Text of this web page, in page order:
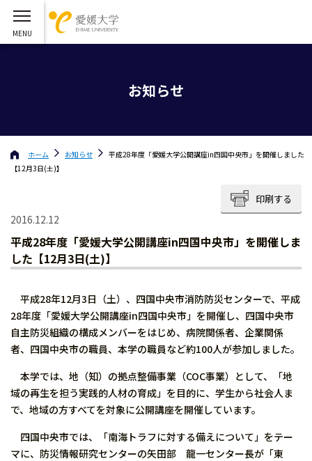
お知らせ
ホーム お知らせ
平成28年度「愛媛大学公開講座in四国中央市」を開催しました
【12月3日(土)】
印刷する
2016.12.12
平成28年度「愛媛大学公開講座in四国中央市」を開催しま
した【12月3日(土)】
平成28年12月3日（土）、四国中央市消防防災センターで、平成
28年度「愛媛大学公開講座in四国中央市」を開催し、四国中央市
自主防災組織の構成メンバーをはじめ、病院関係者、企業関係
者、四国中央市の職員、本学の職員など約100人が参加しました。
本学では、地（知）の拠点整備事業（COC事業）として、「地
域の再生を担う実践的人材の育成」を目的に、学生から社会人ま
で、地域の方すべてを対象に公開講座を開催しています。
四国中央市では、「南海トラフに対する備えについて」をテー
マに、防災情報研究センターの矢田部 龍一センター長が「東